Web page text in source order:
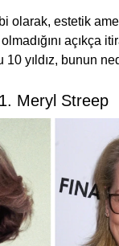
olarak, estetik
açıkça
yıldız, bunun
1. Meryl Streep